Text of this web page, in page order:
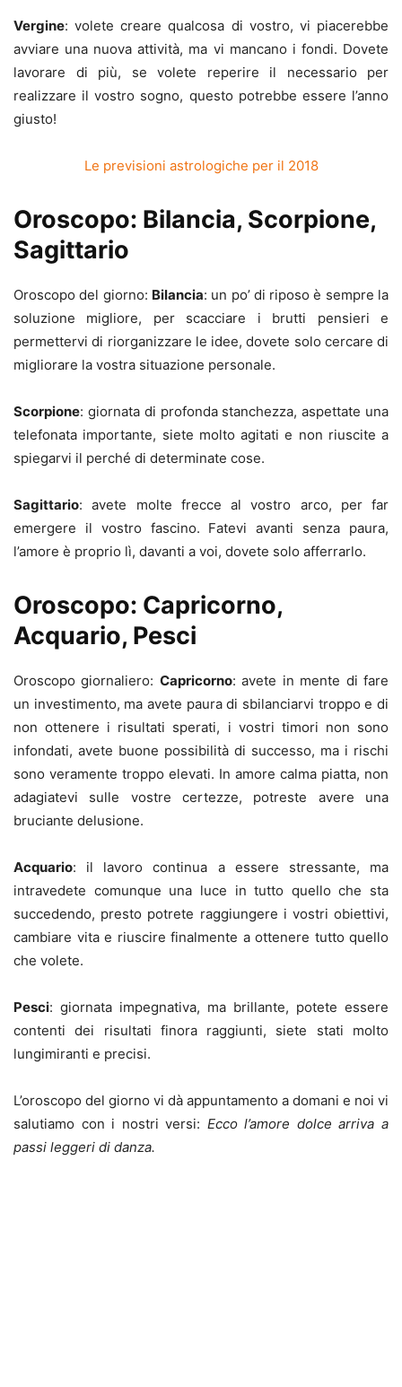
Vergine: volete creare qualcosa di vostro, vi piacerebbe
avviare una nuova attività, ma vi mancano i fondi. Dovete
lavorare di più, se volete reperire il necessario per
realizzare il vostro sogno, questo potrebbe essere l’anno
giusto!
Le previsioni astrologiche per il 2018
Oroscopo: Bilancia, Scorpione,
Sagittario
Oroscopo del giorno: Bilancia: un po’ di riposo è sempre la
soluzione migliore, per scacciare i brutti pensieri e
permettervi di riorganizzare le idee, dovete solo cercare di
migliorare la vostra situazione personale.
Scorpione: giornata di profonda stanchezza, aspettate una
telefonata importante, siete molto agitati e non riuscite a
spiegarvi il perché di determinate cose.
Sagittario: avete molte frecce al vostro arco, per far
emergere il vostro fascino. Fatevi avanti senza paura,
l’amore è proprio lì, davanti a voi, dovete solo afferrarlo.
Oroscopo: Capricorno,
Acquario, Pesci
Oroscopo giornaliero: Capricorno: avete in mente di fare
un investimento, ma avete paura di sbilanciarvi troppo e di
non ottenere i risultati sperati, i vostri timori non sono
infondati, avete buone possibilità di successo, ma i rischi
sono veramente troppo elevati. In amore calma piatta, non
adagiatevi sulle vostre certezze, potreste avere una
bruciante delusione.
Acquario: il lavoro continua a essere stressante, ma
intravedete comunque una luce in tutto quello che sta
succedendo, presto potrete raggiungere i vostri obiettivi,
cambiare vita e riuscire finalmente a ottenere tutto quello
che volete.
Pesci: giornata impegnativa, ma brillante, potete essere
contenti dei risultati finora raggiunti, siete stati molto
lungimiranti e precisi.
L’oroscopo del giorno vi dà appuntamento a domani e noi vi
salutiamo con i nostri versi: Ecco l’amore dolce arriva a
passi leggeri di danza.